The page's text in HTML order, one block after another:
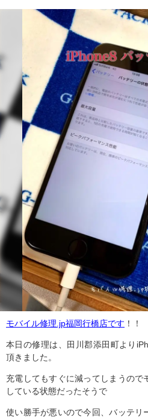
モバイル修理.jp福岡行橋店です ！！
本日の修理は、田川郡添田町より
頂きました。
充電してもすぐに減ってしまうので
している状態だったそうで
使い勝手が悪いので今回、バッテリ